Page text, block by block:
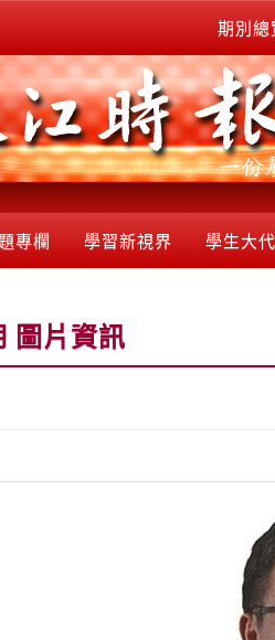
期別總
專欄 學習新視界 學生大
圖片資訊